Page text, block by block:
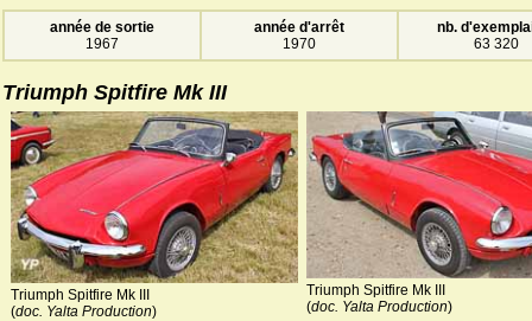
année de sortie
1967
année d'arrêt
1970
nb.
63 320
Triumph Spitfire Mk III
Triumph Spitfire Mk III
(doc. Yalta Production)
Triumph Spitfire Mk III
(doc. Yalta Production)